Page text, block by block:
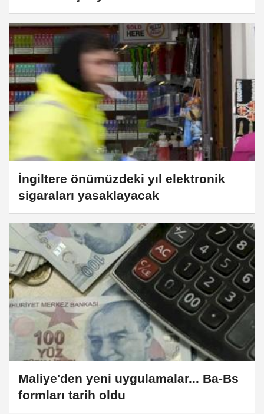
İngiltere önümüzdeki yıl elektronik
sigaraları yasaklayacak
Maliye'den yeni uygulamalar... Ba-Bs
formları tarih oldu